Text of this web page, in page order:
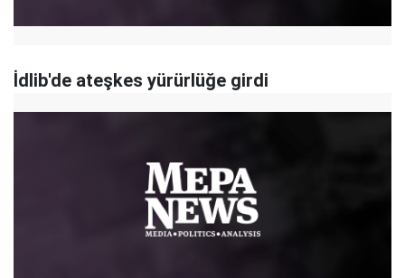
​İdlib'de ateşkes yürürlüğe girdi